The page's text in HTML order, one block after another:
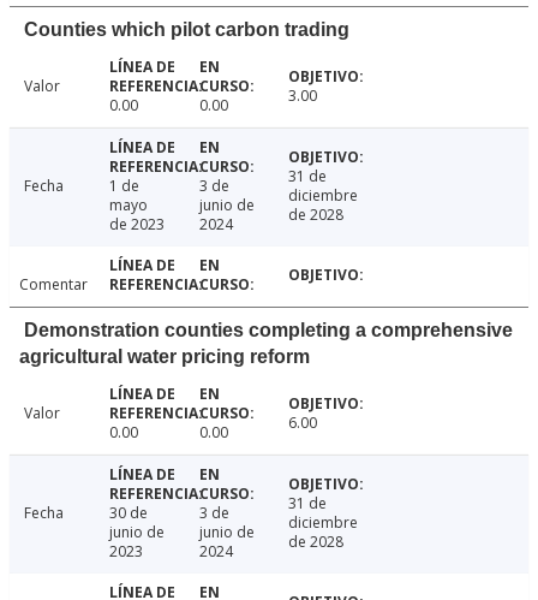
Counties which pilot carbon trading
Valor
0.00
0.00 3.00
Fecha
1 de
mayo
de 2023
3 de
junio de
2024
31 de
diciembre
de 2028
Comentar
Demonstration counties completing a comprehensive
agricultural water pricing reform
Valor
0.00
0.00 6.00
Fecha
30 de
junio de
2023
3 de
junio de
2024
31 de
diciembre
de 2028